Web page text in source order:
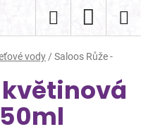
Hledat
KOŠÍK
vody / Saloos Růže -
květinová